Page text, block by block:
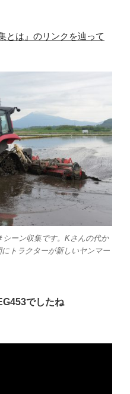
とは』のリンクを辿って
ーン収集です。Kさんの代か
トラクターが新しいヤンマー
でしたね